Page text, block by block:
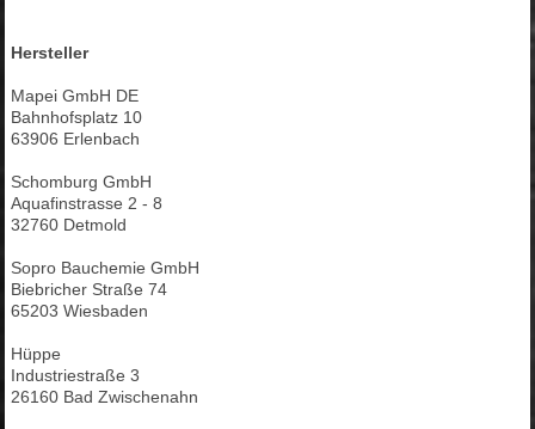
Hersteller
Mapei GmbH DE
Bahnhofsplatz 10
63906 Erlenbach
Schomburg GmbH
Aquafinstrasse 2 - 8
32760 Detmold
Sopro Bauchemie GmbH
Biebricher Straße 74
65203 Wiesbaden
Hüppe
Industriestraße 3
26160 Bad Zwischenahn